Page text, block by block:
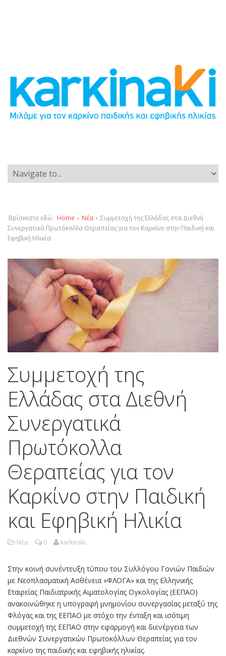
Βρίσκεστε εδώ: Home › Νέα › Συμμετοχή της Ελλάδας στα Διεθνή
Συνεργατικά Πρωτόκολλα Θεραπείας για τον Καρκίνο στην Παιδική και
Εφηβική Ηλικία
Συμμετοχή της
Ελλάδας στα Διεθνή
Συνεργατικά
Πρωτόκολλα
Θεραπείας για τον
Καρκίνο στην Παιδική
και Εφηβική Ηλικία
Νέα 0 karkinaki
Στην κοινή συνέντευξη τύπου του Συλλόγου Γονιών Παιδιών
με Νεοπλασματική Ασθένεια «ΦΛΟΓΑ» και της Ελληνικής
Εταιρείας Παιδιατρικής Αιματολογίας Ογκολογίας (ΕΕΠΑΟ)
ανακοινώθηκε η υπογραφή μνημονίου συνεργασίας μεταξύ της
Φλόγας και της ΕΕΠΑΟ με στόχο την ένταξη και ισότιμη
συμμετοχή της ΕΕΠΑΟ στην εφαρμογή και διενέργεια των
Διεθνών Συνεργατικών Πρωτοκόλλων Θεραπείας για τον
καρκίνο της παιδικής και εφηβικής ηλικίας.